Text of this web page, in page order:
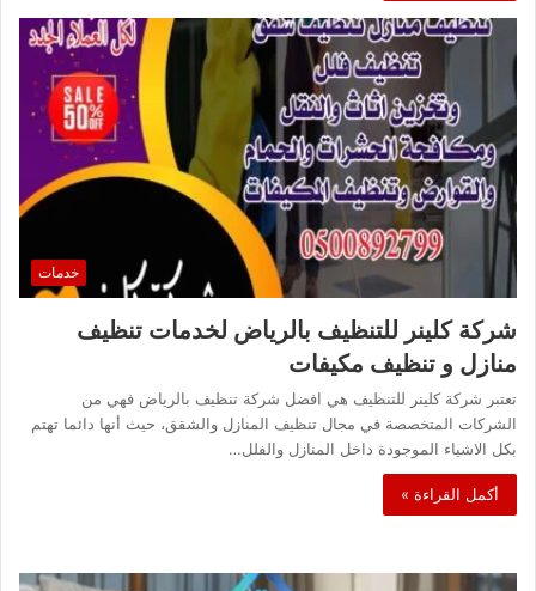
خدمات
شركة كلينر للتنظيف بالرياض لخدمات تنظيف
منازل و تنظيف مكيفات
تعتبر شركة كلينر للتنظيف هي افضل شركة تنظيف بالرياض فهي من
الشركات المتخصصة في مجال تنظيف المنازل والشقق، حيث أنها دائما تهتم
بكل الاشياء الموجودة داخل المنازل والفلل…
أكمل القراءة »